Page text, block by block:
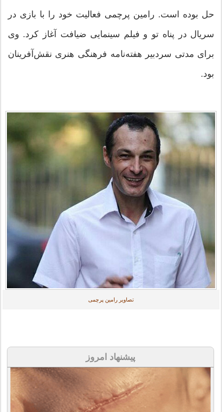
حل بوده‌ است. رامین پرچمی فعالیت خود را با بازی در
سریال در پناه تو و فیلم سینمایی ضیافت آغاز کرد. وی
برای مدتی سردبیر هفته‌نامه فرهنگی هنری نقش‌آفرینان
بود.
تصاویر رامین پرچمی
پیشنهاد امروز